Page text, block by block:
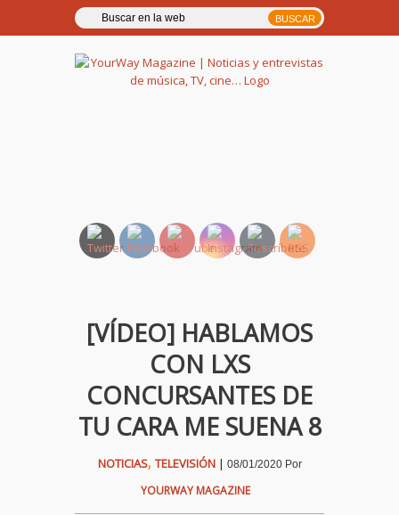
[VÍDEO] HABLAMOS
CON LXS
CONCURSANTES DE
TU CARA ME SUENA 8
NOTICIAS, TELEVISIÓN| 08/01/2020 Por
YOURWAY MAGAZINE